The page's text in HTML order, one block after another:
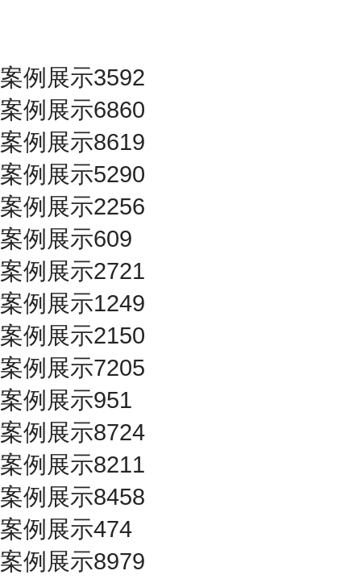
案例展示3592
案例展示6860
案例展示8619
案例展示5290
案例展示2256
案例展示609
案例展示2721
案例展示1249
案例展示2150
案例展示7205
案例展示951
案例展示8724
案例展示8211
案例展示8458
案例展示474
案例展示8979